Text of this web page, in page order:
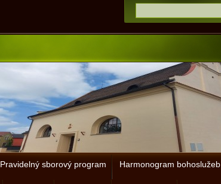
Pravidelný sborový program Harmonogram bohoslužeb